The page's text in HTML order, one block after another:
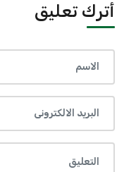
أترك تعليق